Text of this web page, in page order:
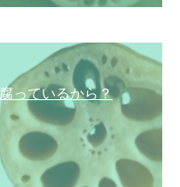
っているから？